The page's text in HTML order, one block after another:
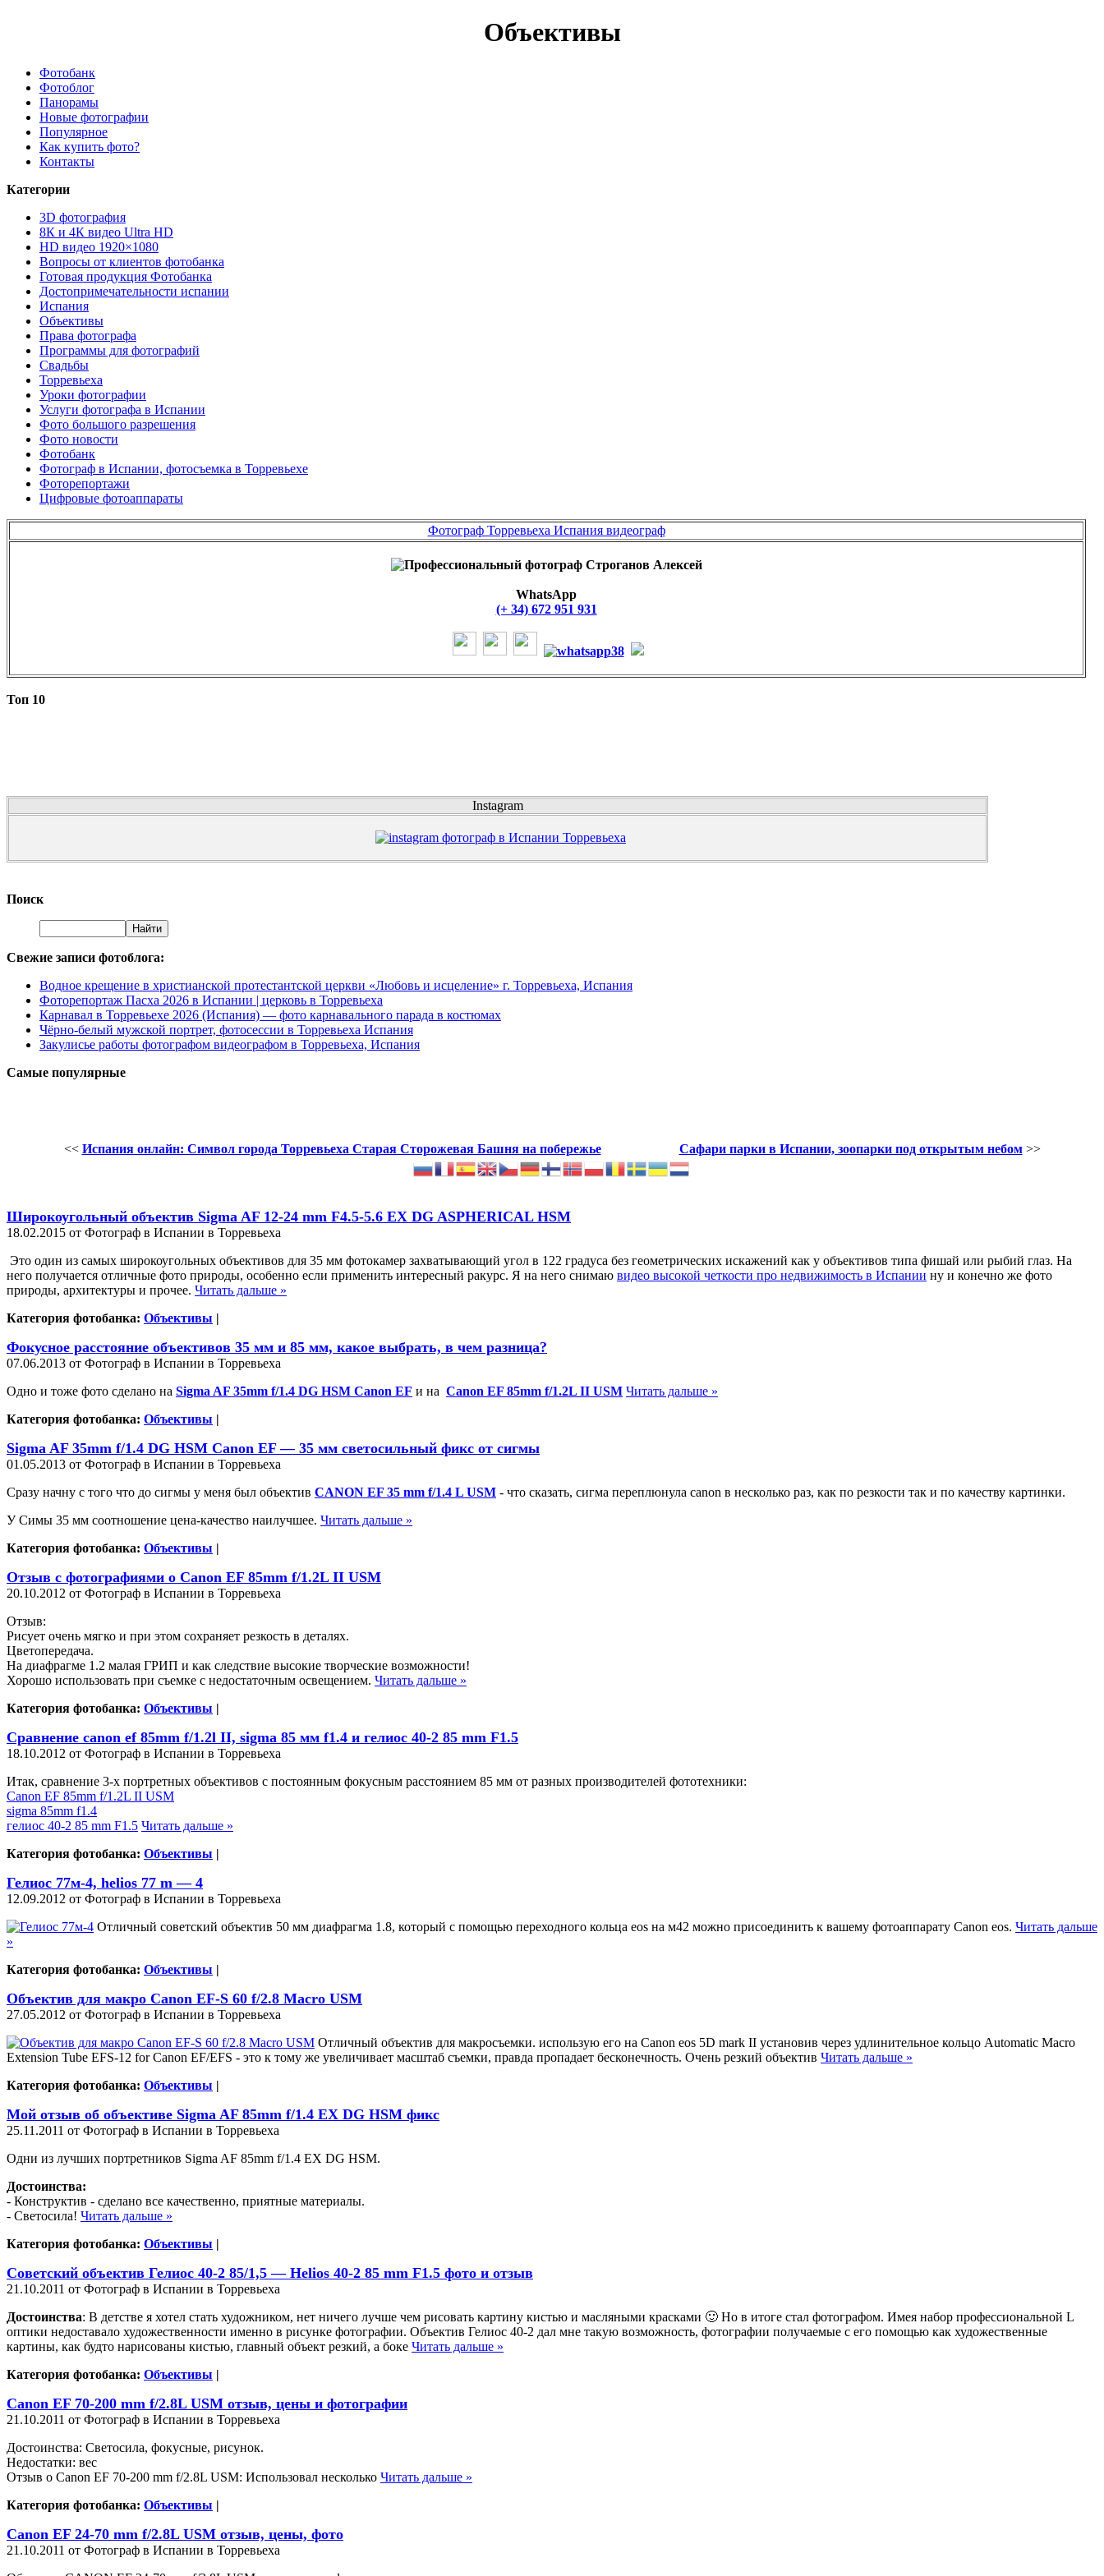
Объективы
Фотобанк
Фотоблог
Панорамы
Новые фотографии
Популярное
Как купить фото?
Контакты
Категории
3D фотография
8К и 4К видео Ultra HD
HD видео 1920×1080
Вопросы от клиентов фотобанка
Готовая продукция Фотобанка
Достопримечательности испании
Испания
Объективы
Права фотографа
Программы для фотографий
Свадьбы
Торревьеха
Уроки фотографии
Услуги фотографа в Испании
Фото большого разрешения
Фото новости
Фотобанк
Фотограф в Испании, фотосъемка в Торревьехе
Фоторепортажи
Цифровые фотоаппараты
Фотограф Торревьеха Испания видеограф
WhatsApp
(+ 34) 672 951 931
Топ 10
Instagram
Поиск
Свежие записи фотоблога:
Водное крещение в христианской протестантской церкви «Любовь и исцеление» г. Торревьеха, Испания
Фоторепортаж Пасха 2026 в Испании | церковь в Торревьеха
Карнавал в Торревьехе 2026 (Испания) — фото карнавального парада в костюмах
Чёрно‑белый мужской портрет, фотосессии в Торревьеха Испания
Закулисье работы фотографом видеографом в Торревьеха, Испания
Самые популярные
<< Испания онлайн: Символ города Торревьеха Старая Сторожевая Башня на побережье Сафари парки в Испании, зоопарки под открытым небом>>
Широкоугольный объектив Sigma AF 12-24 mm F4.5-5.6 EX DG ASPHERICAL HSM
18.02.2015 от Фотограф в Испании в Торревьеха
Это один из самых широкоугольных объективов для 35 мм фотокамер захватывающий угол в 122 градуса без геометрических искажений как у объективов типа фишай или рыбий глаз. На
него получается отличные фото природы, особенно если применить интересный ракурс. Я на него снимаю видео высокой четкости про недвижимость в Испании ну и конечно же фото
природы, архитектуры и прочее. Читать дальше »
Категория фотобанка: Объективы |
Фокусное расстояние объективов 35 мм и 85 мм, какое выбрать, в чем разница?
07.06.2013 от Фотограф в Испании в Торревьеха
Одно и тоже фото сделано на Sigma AF 35mm f/1.4 DG HSM Canon EF и на Canon EF 85mm f/1.2L II USM Читать дальше »
Категория фотобанка: Объективы |
Sigma AF 35mm f/1.4 DG HSM Canon EF — 35 мм светосильный фикс от сигмы
01.05.2013 от Фотограф в Испании в Торревьеха
Сразу начну с того что до сигмы у меня был объектив CANON EF 35 mm f/1.4 L USM - что сказать, сигма переплюнула canon в несколько раз, как по резкости так и по качеству картинки.
У Симы 35 мм соотношение цена-качество наилучшее. Читать дальше »
Категория фотобанка: Объективы |
Отзыв с фотографиями о Canon EF 85mm f/1.2L II USM
20.10.2012 от Фотограф в Испании в Торревьеха
Отзыв:
Рисует очень мягко и при этом сохраняет резкость в деталях.
Цветопередача.
На диафрагме 1.2 малая ГРИП и как следствие высокие творческие возможности!
Хорошо использовать при съемке с недостаточным освещением. Читать дальше »
Категория фотобанка: Объективы |
Сравнение canon ef 85mm f/1.2l II, sigma 85 мм f1.4 и гелиос 40-2 85 mm F1.5
18.10.2012 от Фотограф в Испании в Торревьеха
Итак, сравнение 3-х портретных объективов с постоянным фокусным расстоянием 85 мм от разных производителей фототехники:
Canon EF 85mm f/1.2L II USM
sigma 85mm f1.4
гелиос 40-2 85 mm F1.5 Читать дальше »
Категория фотобанка: Объективы |
Гелиос 77м-4, helios 77 m — 4
12.09.2012 от Фотограф в Испании в Торревьеха
Отличный советский объектив 50 мм диафрагма 1.8, который с помощью переходного кольца eos на м42 можно присоединить к вашему фотоаппарату Canon eos. Читать дальше
»
Категория фотобанка: Объективы |
Объектив для макро Canon EF-S 60 f/2.8 Macro USM
27.05.2012 от Фотограф в Испании в Торревьеха
Отличный объектив для макросъемки. использую его на Canon eos 5D mark II установив через удлинительное кольцо Automatic Macro
Extension Tube EFS-12 for Canon EF/EFS - это к тому же увеличивает масштаб съемки, правда пропадает бесконечность. Очень резкий объектив Читать дальше »
Категория фотобанка: Объективы |
Мой отзыв oб объективе Sigma AF 85mm f/1.4 EX DG HSM фикс
25.11.2011 от Фотограф в Испании в Торревьеха
Одни из лучших портретников Sigma AF 85mm f/1.4 EX DG HSM.
Достоинства:
- Конструктив - сделано все качественно, приятные материалы.
- Светосила! Читать дальше »
Категория фотобанка: Объективы |
Советский объектив Гелиос 40-2 85/1,5 — Helios 40-2 85 mm F1.5 фото и отзыв
21.10.2011 от Фотограф в Испании в Торревьеха
Достоинства: В детстве я хотел стать художником, нет ничего лучше чем рисовать картину кистью и масляными красками 🙂 Но в итоге стал фотографом. Имея набор профессиональной L
оптики недоставало художественности именно в рисунке фотографии. Объектив Гелиос 40-2 дал мне такую возможность, фотографии получаемые с его помощью как художественные
картины, как будто нарисованы кистью, главный объект резкий, а боке Читать дальше »
Категория фотобанка: Объективы |
Canon EF 70-200 mm f/2.8L USM отзыв, цены и фотографии
21.10.2011 от Фотограф в Испании в Торревьеха
Достоинства: Светосила, фокусные, рисунок.
Недостатки: вес
Отзыв о Canon EF 70-200 mm f/2.8L USM: Использовал несколько Читать дальше »
Категория фотобанка: Объективы |
Canon EF 24-70 mm f/2.8L USM отзыв, цены, фото
21.10.2011 от Фотограф в Испании в Торревьеха